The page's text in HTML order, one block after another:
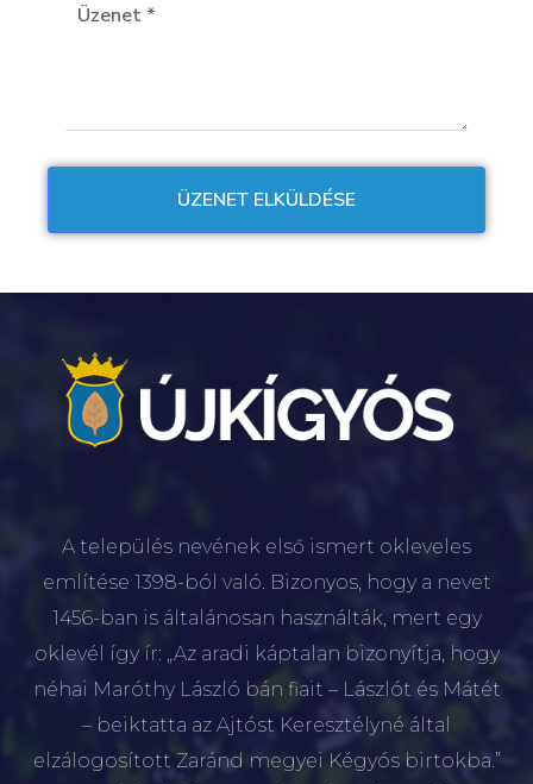
A település nevének első ismert okleveles
említése 1398-ból való. Bizonyos, hogy a nevet
1456-ban is általánosan használták, mert egy
oklevél így ír: „Az aradi káptalan bizonyítja, hogy
néhai Maróthy László bán fiait – Lászlót és Mátét
– beiktatta az Ajtóst Keresztélyné által
elzálogosított Zaránd megyei Kégyós birtokba.”